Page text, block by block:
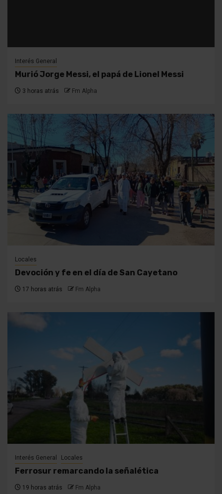
Interés General
Murió Jorge Messi, el papá de Lionel Messi
3 horas atrás Fm Alpha
Locales
Devoción y fe en el día de San Cayetano
17 horas atrás Fm Alpha
Interés General Locales
Ferrosur remarcando la señalética
19 horas atrás Fm Alpha